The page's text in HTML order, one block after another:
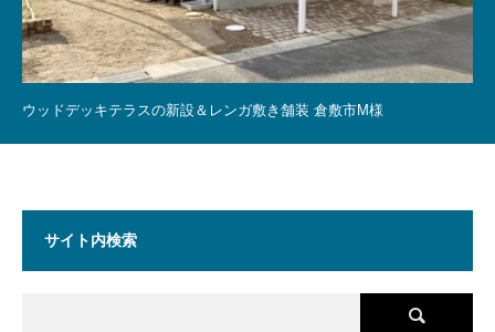
ウッドデッキテラスの新設＆レンガ敷き舗装 倉敷市M様
サイト内検索